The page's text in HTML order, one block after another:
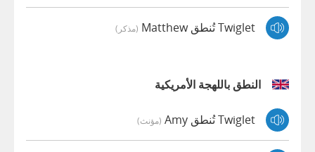
Twiglet تُنطق Matthew (مذكر)
النطق باللهجة الأمريكية
Twiglet تُنطق Amy (مؤنث)